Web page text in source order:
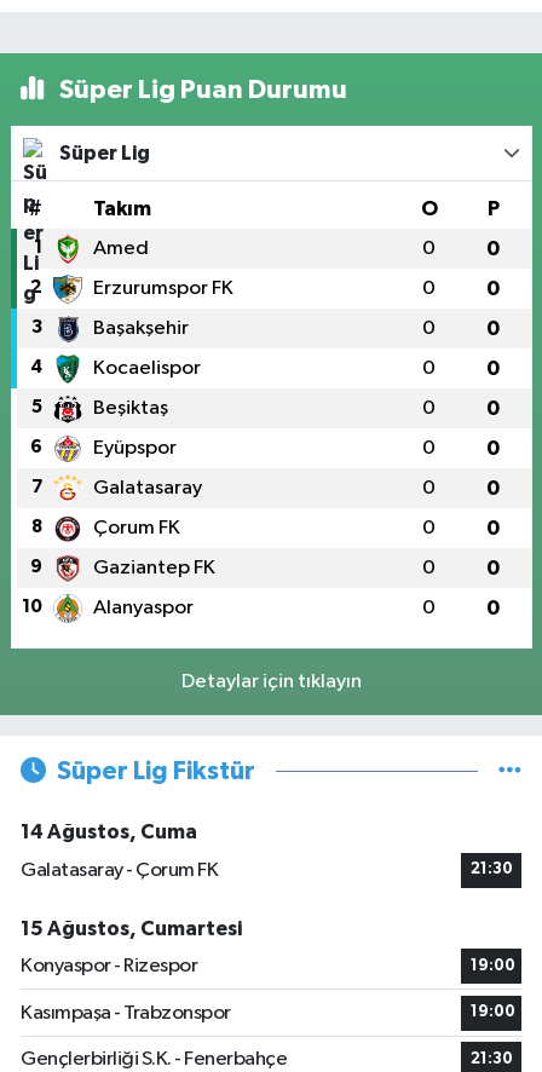
Süper Lig Puan Durumu
Süper Lig
# Takım O P
1 Amed 0 0
2 Erzurumspor FK 0 0
3 Başakşehir 0 0
4 Kocaelispor 0 0
5 Beşiktaş 0 0
6 Eyüpspor 0 0
7 Galatasaray 0 0
8 Çorum FK 0 0
9 Gaziantep FK 0 0
10 Alanyaspor 0 0
Detaylar için tıklayın
Süper Lig Fikstür
14 Ağustos, Cuma
Galatasaray - Çorum FK
21:30
15 Ağustos, Cumartesi
Konyaspor - Rizespor
19:00
Kasımpaşa - Trabzonspor 19:00
Gençlerbirliği S.K. - Fenerbahçe 21:30